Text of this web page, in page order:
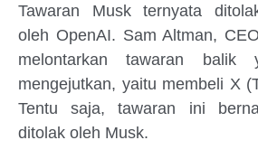
Tawaran Musk ternyata
oleh OpenAI. Sam Altman,
melontarkan tawaran
mengejutkan, yaitu membeli X
Tentu saja, tawaran ini
ditolak oleh Musk.